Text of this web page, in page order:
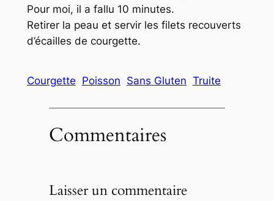
Pour moi, il a fallu 10 minutes.
Retirer la peau et servir les filets recouverts
d’écailles de courgette.
Courgette Poisson Sans Gluten Truite
Commentaires
Laisser un commentaire